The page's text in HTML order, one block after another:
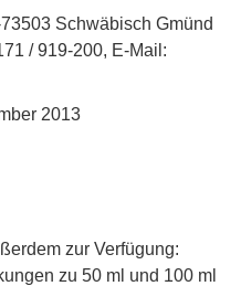
Schwäbisch Gmünd
/ 919-200, E-Mail:
2013
zur Verfügung:
zu 50 ml und 100 ml